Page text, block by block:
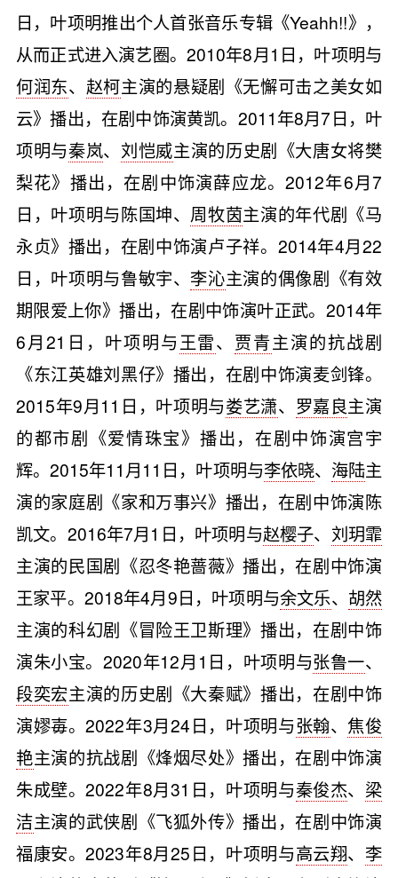
日，叶项明推出个人首张音乐专辑《Yeahh!!》，
从而正式进入演艺圈。2010年8月1日，叶项明与
何润东、 赵柯主演的悬疑剧《无懈可击之美女如
云》播出，在剧中饰演黄凯。2011年8月7日，叶
项明与秦岚、 刘恺威主演的历史剧《大唐女将樊
梨花》播出，在剧中饰演薛应龙。2012年6月7
日，叶项明与陈国坤、 周牧茵主演的年代剧《马
永贞》播出，在剧中饰演卢子祥。2014年4月22
日，叶项明与鲁敏宇、 李沁主演的偶像剧《有效
期限爱上你》播出，在剧中饰演叶正武。2014年
6月21日，叶项明与王雷、 贾青主演的抗战剧
《东江英雄刘黑仔》播出，在剧中饰演麦剑锋。
2015年9月11日，叶项明与娄艺潇、 罗嘉良主演
的都市剧《爱情珠宝》播出，在剧中饰演宫宇
辉。2015年11月11日，叶项明与李依晓、 海陆主
演的家庭剧《家和万事兴》播出，在剧中饰演陈
凯文。2016年7月1日，叶项明与赵樱子、 刘玥霏
主演的民国剧《忍冬艳蔷薇》播出，在剧中饰演
王家平。2018年4月9日，叶项明与余文乐、 胡然
主演的科幻剧《冒险王卫斯理》播出，在剧中饰
演朱小宝。2020年12月1日，叶项明与张鲁一、
段奕宏主演的历史剧《大秦赋》播出，在剧中饰
演嫪毐。2022年3月24日，叶项明与张翰、焦俊
艳主演的抗战剧《烽烟尽处》播出，在剧中饰演
朱成壁。2022年8月31日，叶项明与秦俊杰、 梁
洁主演的武侠剧《飞狐外传》播出，在剧中饰演
福康安。2023年8月25日，叶项明与高云翔、 李